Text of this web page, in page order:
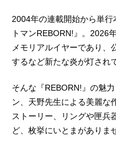
2004年の連載開始から単
トマンREBORN!』。2026
メモリアルイヤーであり、
するなど新たな炎が灯され
そんな『REBORN!』の魅
ン、天野先生による美麗な
ストーリー、リングや匣兵
ど、枚挙にいとまがありま